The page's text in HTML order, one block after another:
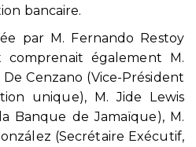
bancaire.
par M. Fernando Restoy
également M.
Cenzano (Vice-Président
unique), M. Jide Lewis
Banque de Jamaïque), M.
(Secrétaire Exécutif,